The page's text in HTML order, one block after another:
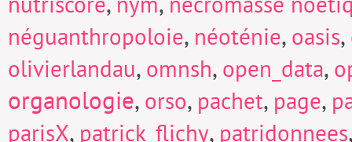
néguanthropoloie, néoténie, oasis,
olivierlandau, omnsh, open_data,
organologie, orso, pachet, page,
parisX, patrick_flichy, patridonnees